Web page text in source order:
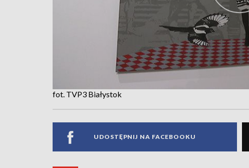
fot. TVP3 Białystok
UDOSTĘPNIJ NA FACEBOOKU